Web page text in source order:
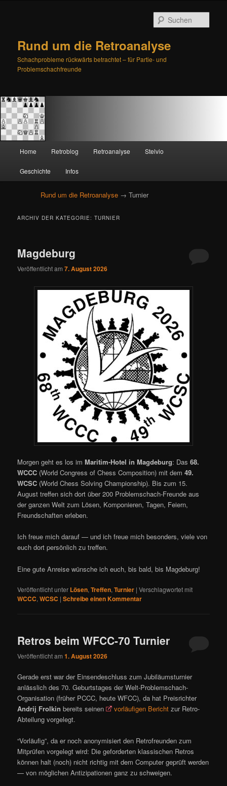
Rund um die Retroanalyse
Schachprobleme rückwärts betrachtet – für Partie- und
Problemschachfreunde
Zum
primären
Inhalt
springen
Zum
sekundären
Inhalt
springen
Home Retroblog Retroanalyse Stelvio
Geschichte Infos
Rund um die Retroanalyse → Turnier
ARCHIV DER KATEGORIE:TURNIER
Magdeburg
Veröffentlicht am7. August 2026
Morgen geht es los imMaritim-Hotel in Magdeburg: Das68.
WCCC (World Congress of Chess Composition) mit dem49.
WCSC (World Chess Solving Championship). Bis zum 15.
August treffen sich dort über 200 Problemschach-Freunde aus
der ganzen Welt zum Lösen, Komponieren, Tagen, Feiern,
Freundschaften erleben.
Ich freue mich darauf — und ich freue mich besonders, viele von
euch dort persönlich zu treffen.
Eine gute Anreise wünsche ich euch, bis bald, bis Magdeburg!
Veröffentlicht unter Lösen,Treffen,Turnier |Verschlagwortet mit
WCCC,WCSC |Schreibe einen Kommentar
Retros beim WFCC-70 Turnier
Veröffentlicht am1. August 2026
Gerade erst war der Einsendeschluss zum Jubiläumsturnier
anlässlich des 70. Geburtstages der Welt-Problemschach-
Organisation (früher PCCC, heute WFCC), da hat Preisrichter
Andrij Frolkin bereits seinen vorläufigen Bericht zur Retro-
Abteilung vorgelegt.
“Vorläufig”, da er noch anonymisiert den Retrofreunden zum
Mitprüfen vorgelegt wird: Die geforderten klassischen Retros
können halt (noch) nicht richtig mit dem Computer geprüft werden
— von möglichen Antizipationen ganz zu schweigen.